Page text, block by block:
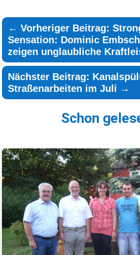
←Vorheriger Beitrag:
Sensation: Dominic
zeigen unglaubliche
Nächster Beitrag:
Straßenarbeiten im Juli →
Schon